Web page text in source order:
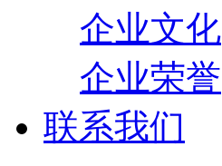
企业文化
企业荣誉
联系我们